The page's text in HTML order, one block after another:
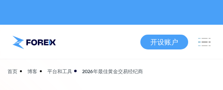
开设账户
首页 博客 平台和工具 2026年最佳黄金交易经纪商